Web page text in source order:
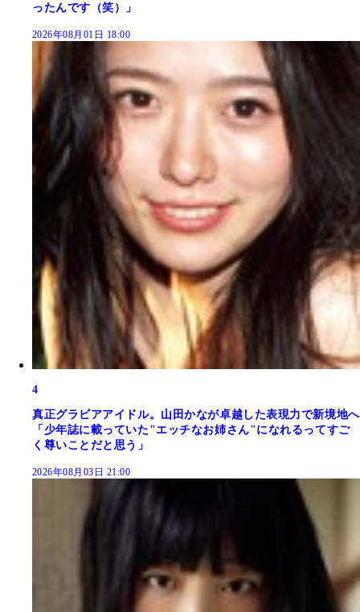
ったんです（笑）」
2026年08月01日 18:00
4
真正グラビアアイドル。山田かなが卓越した表現力で新境地へ
「少年誌に載っていた"エッチなお姉さん"になれるってすご
く尊いことだと思う」
2026年08月03日 21:00